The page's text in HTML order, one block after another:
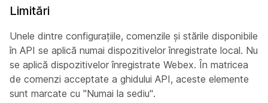
Limitări
Unele dintre configurațiile, comenzile și stările disponibile
în API se aplică numai dispozitivelor înregistrate local. Nu
se aplică dispozitivelor înregistrate Webex. În matricea
de comenzi acceptate a ghidului API, aceste elemente
sunt marcate cu "Numai la sediu".